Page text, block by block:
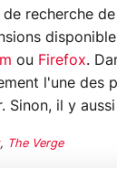
recherche
ou Firefox.
l'une des
Sinon, il y aussi
, The Verge